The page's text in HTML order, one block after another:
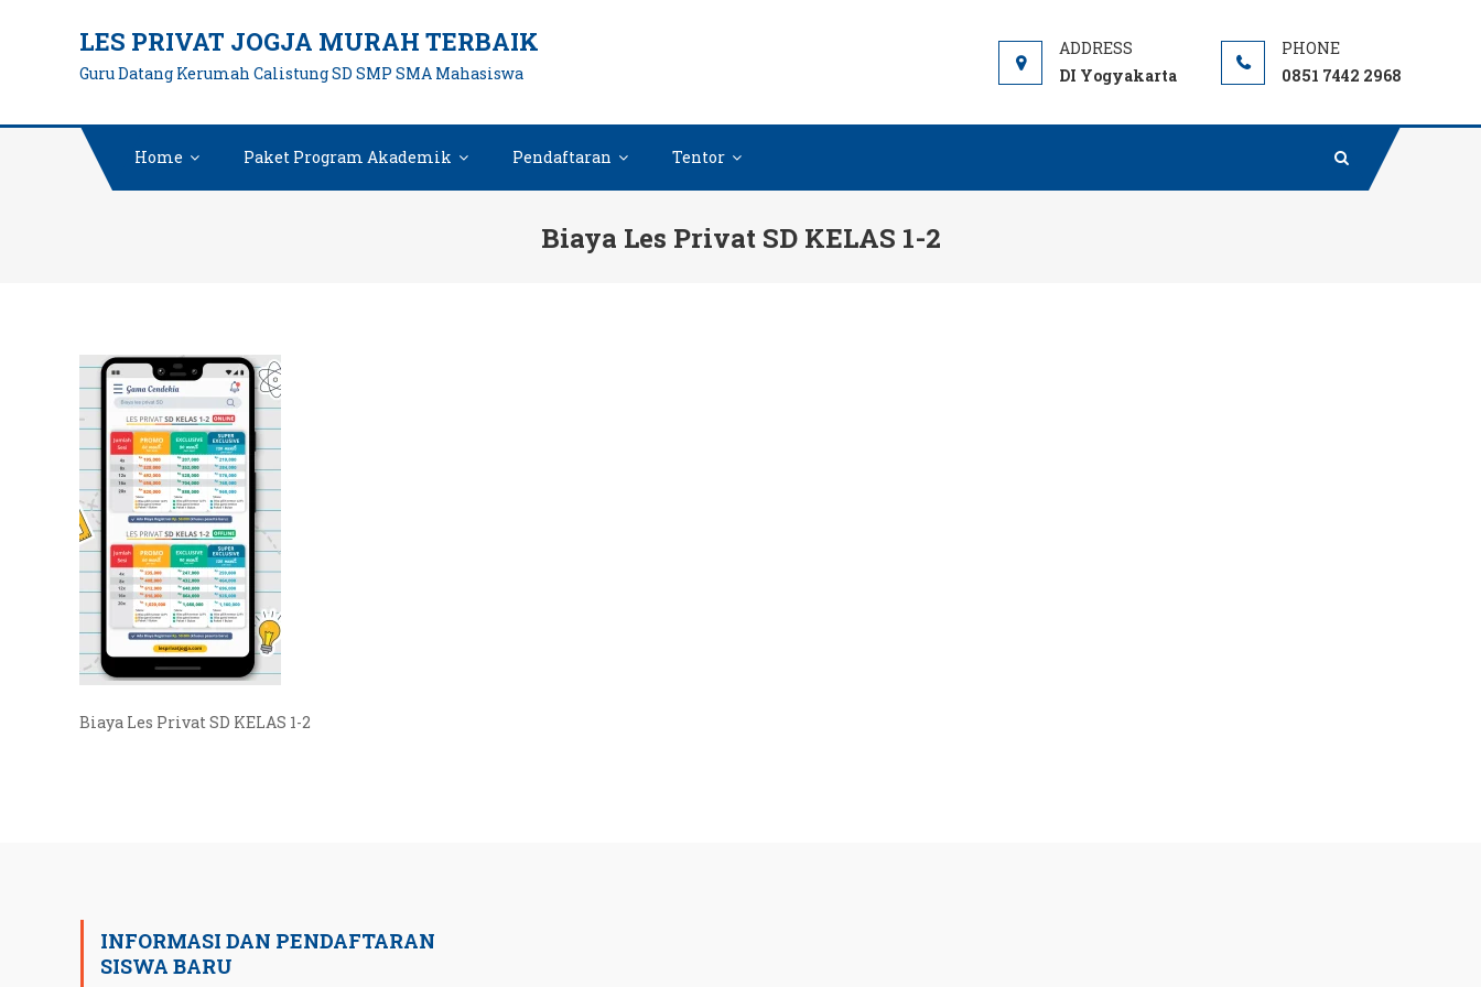
LES PRIVAT JOGJA MURAH TERBAIK
Guru Datang Kerumah Calistung SD SMP SMA Mahasiswa DI Yogyakarta 0851 7442 2968
Home Paket Program Akademik Pendaftaran Tentor
Biaya Les Privat SD KELAS 1-2
Biaya Les Privat SD KELAS 1-2
INFORMASI DAN PENDAFTARAN
SISWA BARU